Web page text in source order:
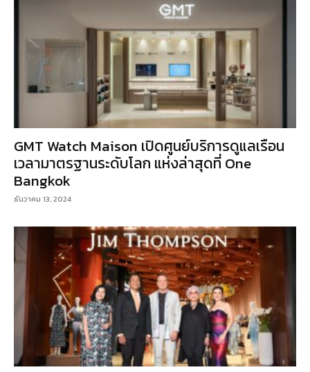
GMT Watch Maison เปิดศูนย์บริการดูแลเรือน
เวลามาตรฐานระดับโลก แห่งล่าสุดที่ One
Bangkok
ธันวาคม 13, 2024